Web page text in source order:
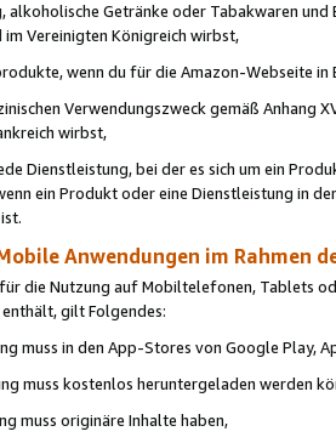
alkoholische Getränke oder Tabakwaren
im Vereinigten Königreich wirbst,
wenn du für die Amazon-Webseite in
Verwendungszweck gemäß Anhang
wirbst,
Dienstleistung, bei der es sich um ein
ein Produkt oder eine Dienstleistung in
Anwendungen im Rahmen
die Nutzung auf Mobiltelefonen, Tablets
enthält, gilt Folgendes:
muss in den App-Stores von Google Play,
muss kostenlos heruntergeladen werden
muss originäre Inhalte haben,